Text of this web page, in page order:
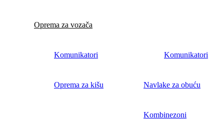
Oprema za vozača
Komunikatori Komunikatori
Oprema za kišu Navlake za obuću
Kombinezoni